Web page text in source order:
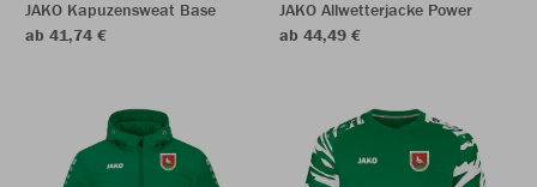
JAKO Kapuzensweat Base
ab 41,74 €
JAKO Allwetterjacke Power
ab 44,49 €